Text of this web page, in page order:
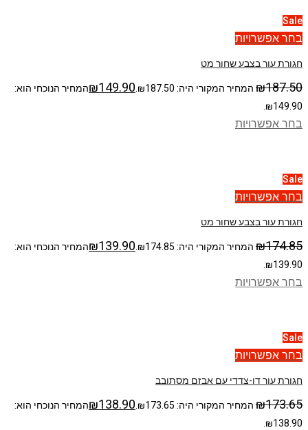
Sale
בחר אפשרויות
חגורת עור בצבע שחור מט
₪187.50 המחיר המקורי היה: ₪187.50. ₪149.90
המחיר הנוכחי הוא:
₪149.90.
בחר אפשרויות
Sale
בחר אפשרויות
חגורת עור בצבע שחור מט
₪174.85 המחיר המקורי היה: ₪174.85. ₪139.90
המחיר הנוכחי הוא:
₪139.90.
בחר אפשרויות
Sale
בחר אפשרויות
חגורת עור דו-צדדי עם אבזם מסתובב
₪173.65 המחיר המקורי היה: ₪173.65. ₪138.90
המחיר הנוכחי הוא:
₪138.90.